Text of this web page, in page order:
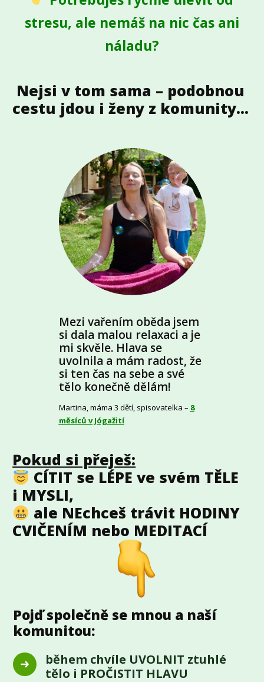
stresu, ale nemáš na nic čas ani
náladu?
Nejsi v tom sama – podobnou
cestu jdou i ženy z komunity...
Mezi vařením oběda jsem
si dala malou relaxaci a je
mi skvěle. Hlava se
uvolnila a mám radost, že
si ten čas na sebe a své
tělo konečně dělám!
Martina, máma 3 dětí, spisovatelka – 8
měsíců v Jógažití
Pokud si přeješ:
CÍTIT se LÉPE ve svém TĚLE
i MYSLI,
ale NEchceš trávit HODINY
CVIČENÍM nebo MEDITACÍ
Pojď společně se mnou a naší
komunitou:
během chvíle UVOLNIT ztuhlé
tělo i PROČISTIT HLAVU